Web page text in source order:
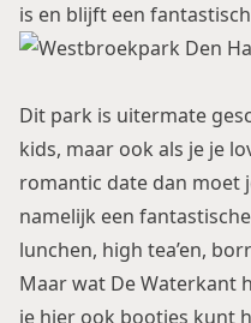
is en blijft een
Dit park is uitermate
kids, maar ook als je je
romantic date dan moet
namelijk een
lunchen, high tea’en,
Maar wat De Waterkant
je hier ook bootjes kunt